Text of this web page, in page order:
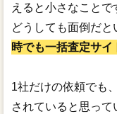
えると小さなことで
どうしても面倒だと
時でも一括査定サ
1社だけの依頼でも
されていると思って